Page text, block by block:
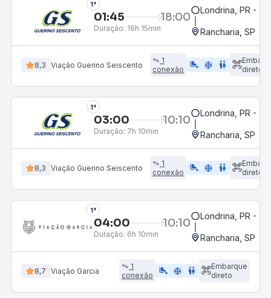
1°
01:45 18:00
Duração: 16h 15min
Londrina, PR -
Rancharia, SP
8,3 Viação Guerino Seiscento
1
conexão
airline_seat_legroom_extra ac_unit WC
direto
1°
03:00 10:10
Duração: 7h 10min
Londrina, PR -
Rancharia, SP
8,3 Viação Guerino Seiscento
1
conexão
airline_seat_legroom_extra ac_unit WC
direto
1°
04:00 10:10
Duração: 6h 10min
Londrina, PR -
Rancharia, SP
8,7 Viação Garcia
1
conexão
airline_seat_legroom_extra ac_unit wc
Embarque
direto